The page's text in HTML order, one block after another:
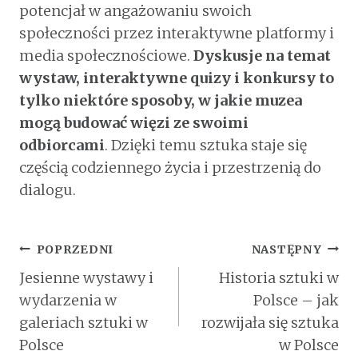
potencjał w angażowaniu swoich
społeczności przez interaktywne platformy i
media społecznościowe. Dyskusje na temat
wystaw, interaktywne quizy i konkursy to
tylko niektóre sposoby, w jakie muzea
mogą budować więzi ze swoimi
odbiorcami. Dzięki temu sztuka staje się
częścią codziennego życia i przestrzenią do
dialogu.
Nawigacja
Wpisu
POPRZEDNI
Jesienne wystawy i
wydarzenia w
galeriach sztuki w
Polsce
NASTĘPNY
Historia sztuki w
Polsce – jak
rozwijała się sztuka
w Polsce